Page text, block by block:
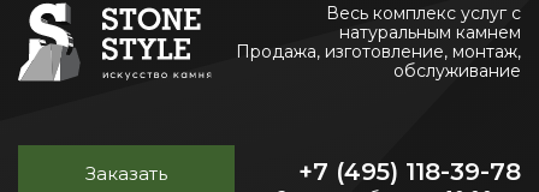
Весь комплекс услуг с
натуральным камнем
Продажа, изготовление, монтаж,
обслуживание
Заказать +7 (495) 118-39-78